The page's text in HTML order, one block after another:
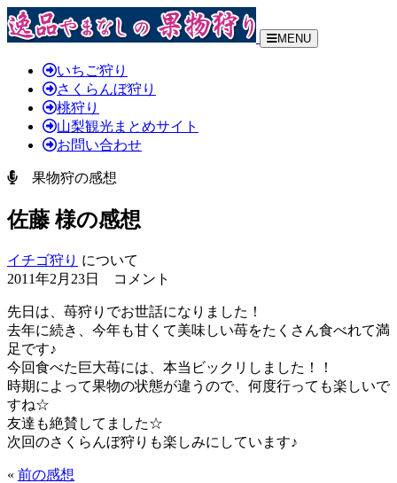
MENU
いちご狩り
さくらんぼ狩り
桃狩り
山梨観光まとめサイト
お問い合わせ
果物狩の感想
佐藤 様の感想
イチゴ狩り について
2011年2月23日 コメント
先日は、苺狩りでお世話になりました！
去年に続き、今年も甘くて美味しい苺をたくさん食べれて満
足です♪
今回食べた巨大苺には、本当ビックリしました！！
時期によって果物の状態が違うので、何度行っても楽しいで
すね☆
友達も絶賛してました☆
次回のさくらんぼ狩りも楽しみにしています♪
« 前の感想